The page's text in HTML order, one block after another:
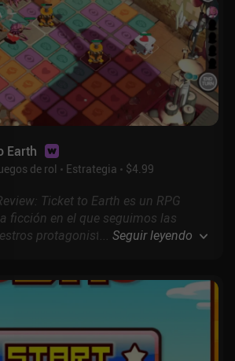
Earth
de rol Estrategia $4.99
Ticket to Earth es un RPG
ficción en el que seguimos las
protagonistas a través de una
... Seguir leyendo